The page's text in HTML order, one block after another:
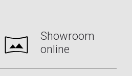
Showroom
online